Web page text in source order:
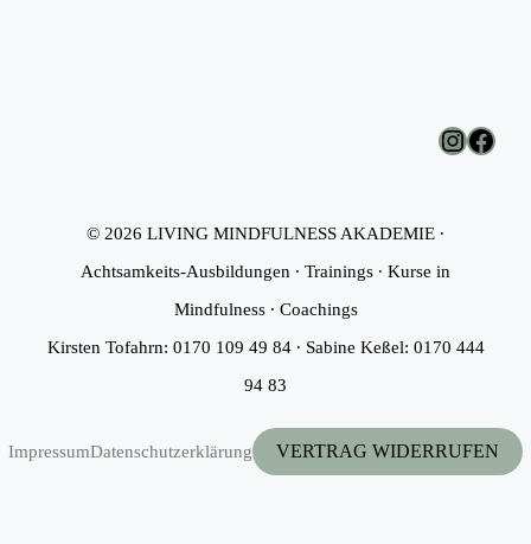
© 2026 LIVING MINDFULNESS AKADEMIE ∙
Achtsamkeits-Ausbildungen ∙ Trainings ∙ Kurse in
Mindfulness ∙ Coachings
Kirsten Tofahrn: 0170 109 49 84 ∙ Sabine Keßel: 0170 444
94 83
ImpressumDatenschutzerklärung VERTRAG WIDERRUFEN